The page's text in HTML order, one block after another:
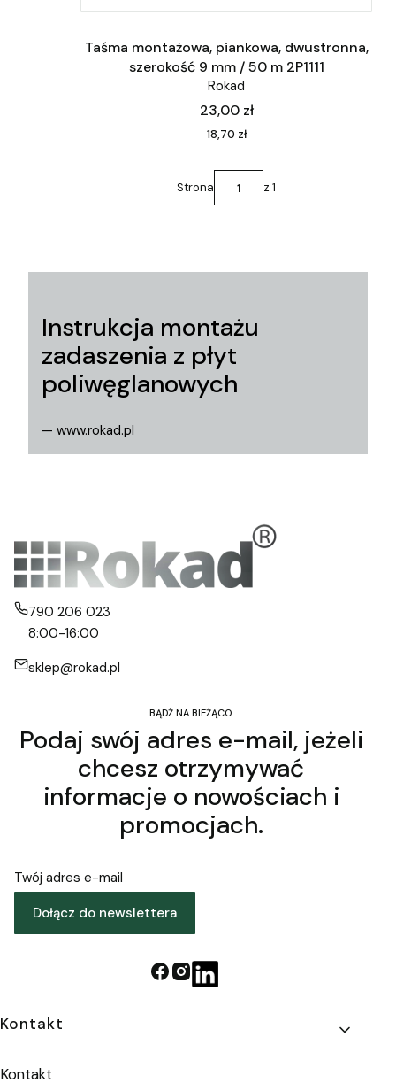
Taśma montażowa, piankowa, dwustronna,
szerokość 9 mm / 50 m 2P1111
Rokad
Cena
23,00 zł
Cena
18,70 zł
Strona z 1
Instrukcja montażu
zadaszenia z płyt
poliwęglanowych
— www.rokad.pl
790 206 023
8:00-16:00
sklep@rokad.pl
BĄDŹ NA BIEŻĄCO
Podaj swój adres e-mail, jeżeli
chcesz otrzymywać
informacje o nowościach i
promocjach.
Twój adres e-mail
Dołącz do newslettera
Linki w stopce
Kontakt
Kontakt